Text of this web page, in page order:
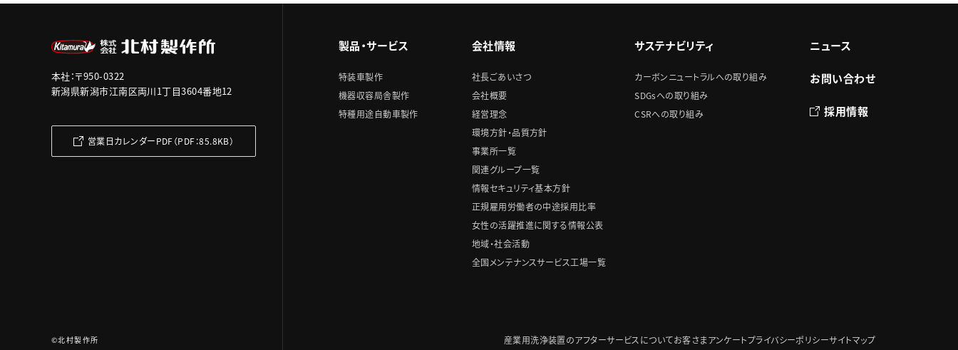
本社：〒950-0322
新潟県新潟市江南区両川1丁目3604番地12
営業日カレンダーPDF（PDF：85.8KB）
製品・サービス
特装車製作
機器収容局舎製作
特種用途自動車製作
会社情報
社長ごあいさつ
会社概要
経営理念
環境方針・品質方針
事業所一覧
関連グループ一覧
情報セキュリティ基本方針
正規雇用労働者の中途採用比率
女性の活躍推進に関する情報公表
地域・社会活動
全国メンテナンスサービス工場一覧
サステナビリティ
カーボンニュートラルへの取り組み
SDGsへの取り組み
CSRへの取り組み
ニュース
お問い合わせ
採用情報
産業用洗浄装置のアフターサービスについてお客さまアンケートプライバシーポリシーサイトマップ
©北村製作所